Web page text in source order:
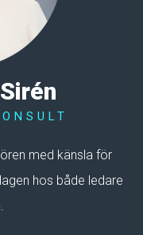
med känsla för
hos både ledare